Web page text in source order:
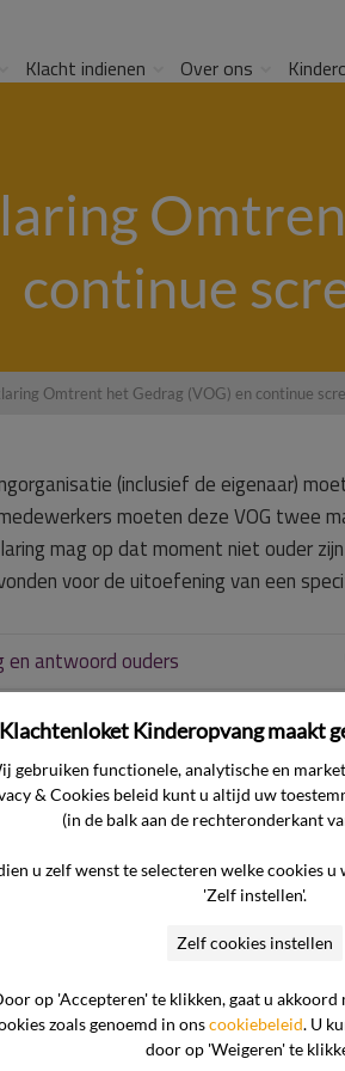
Klacht indienen Over ons
continue
Omtrent het Gedrag (VOG) en continue
(inclusief de eigenaar)
moeten deze VOG twee
mag op dat moment niet ouder
voor de uitoefening van een
en antwoord ouders
meldcode bekijken?
Welke andere
medewerkers bezwaar
insuline toe te dienen?
Klachtenloket Kinderopvang maakt
gebruiken functionele, analytische en
& Cookies beleid kunt u altijd uw
(in de balk aan de rechteronderkant
u zelf wenst te selecteren welke cookies
'Zelf instellen'.
Zelf cookies instellen
op 'Accepteren' te klikken, gaat u akkoord
zoals genoemd in onscookiebeleid. U
door op 'Weigeren' te